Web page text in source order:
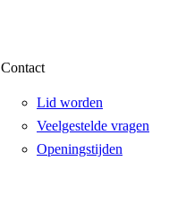
Contact
Lid worden
Veelgestelde vragen
Openingstijden